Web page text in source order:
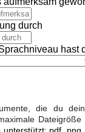
durch
hast
die du